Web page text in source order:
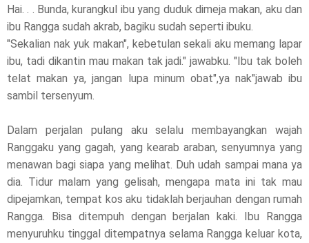
Hai. . . Bunda, kurangkul ibu yang duduk dimeja makan, aku dan
ibu Rangga sudah akrab, bagiku sudah seperti ibuku.
"Sekalian nak yuk makan", kebetulan sekali aku memang lapar
ibu, tadi dikantin mau makan tak jadi." jawabku. "Ibu tak boleh
telat makan ya, jangan lupa minum obat",ya nak"jawab ibu
sambil tersenyum.
Dalam perjalan pulang aku selalu membayangkan wajah
Ranggaku yang gagah, yang kearab araban, senyumnya yang
menawan bagi siapa yang melihat. Duh udah sampai mana ya
dia. Tidur malam yang gelisah, mengapa mata ini tak mau
dipejamkan, tempat kos aku tidaklah berjauhan dengan rumah
Rangga. Bisa ditempuh dengan berjalan kaki. Ibu Rangga
menyuruhku tinggal ditempatnya selama Rangga keluar kota,